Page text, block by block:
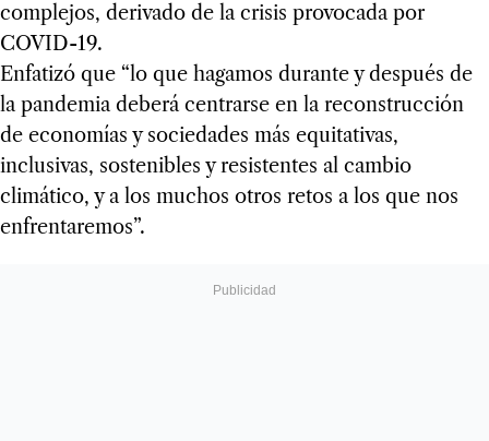
complejos, derivado de la crisis provocada por
COVID-19.
Enfatizó que “lo que hagamos durante y después de
la pandemia deberá centrarse en la reconstrucción
de economías y sociedades más equitativas,
inclusivas, sostenibles y resistentes al cambio
climático, y a los muchos otros retos a los que nos
enfrentaremos”.